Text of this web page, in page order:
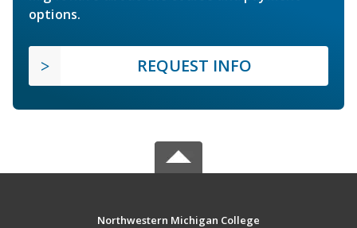
options.
REQUEST INFO
Northwestern Michigan College